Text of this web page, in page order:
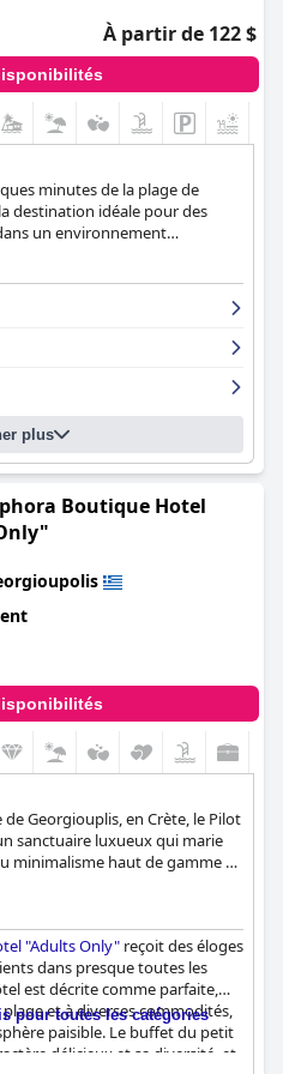
À partir de 122 $
minutes de la plage de
destination idéale pour des
un environnement
les équipements nécessaires,
piscine intérieure, d'une salle
une excellente cuisine
plus
Boutique Hotel
Georgiouplis, en Crète, le Pilot
sanctuaire luxueux qui marie
minimalisme haut de gamme à
dégage un sentiment de
avec les conforts
avec la propriété mère, le
clients de profiter d'un large
de bien-être aux visites de
bleu. Rendant hommage
incorpore un thème inspiré
artefacts culturels trouvés sur
"Adults Only" reçoit des éloges
dans presque toutes les
est décrite comme parfaite,
et à diverses commodités,
paisible. Le buffet du petit
délicieux et sa diversité, et
pour toutes les catégories